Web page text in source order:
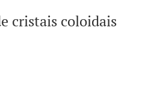
cristais coloidais